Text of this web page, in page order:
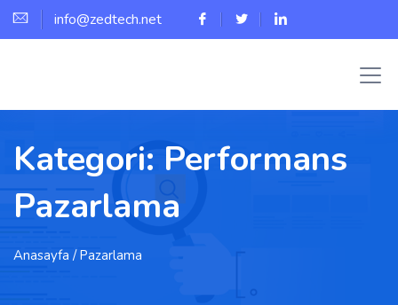
info@zedtech.net
Kategori: Performans
Pazarlama
Anasayfa / Pazarlama